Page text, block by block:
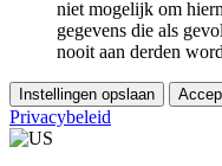
niet mogelijk om
gegevens die als
nooit aan derden
Instellingen opslaan
Privacybeleid